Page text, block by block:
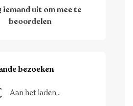
iemand uit om mee te
beoordelen
bezoeken
het laden...
Aan het laden...